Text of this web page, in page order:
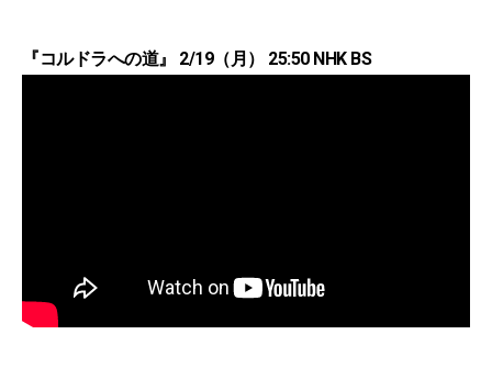
『コルドラへの道』 2/19（月） 25:50 NHK BS